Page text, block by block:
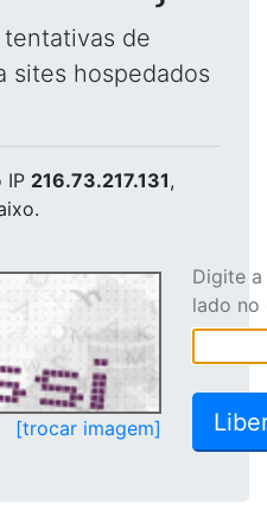
de
sites hospedados
IP 216.73.217.131,
[trocar imagem]
Digite
lado no